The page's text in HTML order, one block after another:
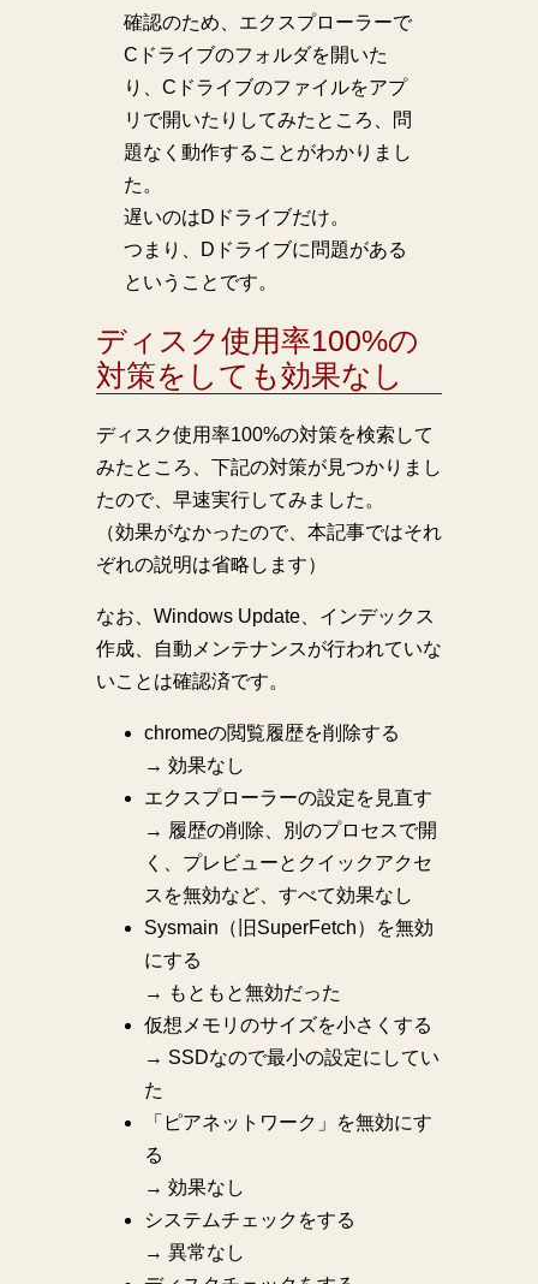
確認のため、エクスプローラーで
Cドライブのフォルダを開いた
り、Cドライブのファイルをアプ
リで開いたりしてみたところ、問
題なく動作することがわかりまし
た。
遅いのはDドライブだけ。
つまり、Dドライブに問題がある
ということです。
ディスク使用率100%の
対策をしても効果なし
ディスク使用率100%の対策を検索して
みたところ、下記の対策が見つかりまし
たので、早速実行してみました。
（効果がなかったので、本記事ではそれ
ぞれの説明は省略します）
なお、Windows Update、インデックス
作成、自動メンテナンスが行われていな
いことは確認済です。
chromeの閲覧履歴を削除する
→ 効果なし
エクスプローラーの設定を見直す
→ 履歴の削除、別のプロセスで開
く、プレビューとクイックアクセ
スを無効など、すべて効果なし
Sysmain（旧SuperFetch）を無効
にする
→ もともと無効だった
仮想メモリのサイズを小さくする
→ SSDなので最小の設定にしてい
た
「ピアネットワーク」を無効にす
る
→ 効果なし
システムチェックをする
→ 異常なし